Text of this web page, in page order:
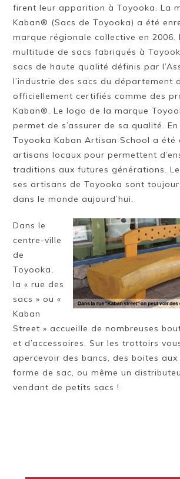
firent leur apparition à Toyooka. La
Kaban® (Sacs de Toyooka) a été
marque régionale collective en 2006.
multitude de sacs fabriqués à
sacs de haute qualité définis par
l’industrie des sacs du département
officiellement certifiés comme des
Kaban®. Le logo de la marque
permet de s’assurer de sa qualité. En
Toyooka Kaban Artisan School a été
artisans locaux pour permettent
traditions aux futures générations.
ses artisans de Toyooka sont
dans le monde aujourd’hui.
Dans le
centre-ville
de
Toyooka,
la « rue des
sacs » ou «
Kaban
Street » accueille de nombreuses
et d’accessoires. Sur les trottoirs
apercevoir des bancs, des boites
forme de sac, ou même un
vendant de petits sacs !